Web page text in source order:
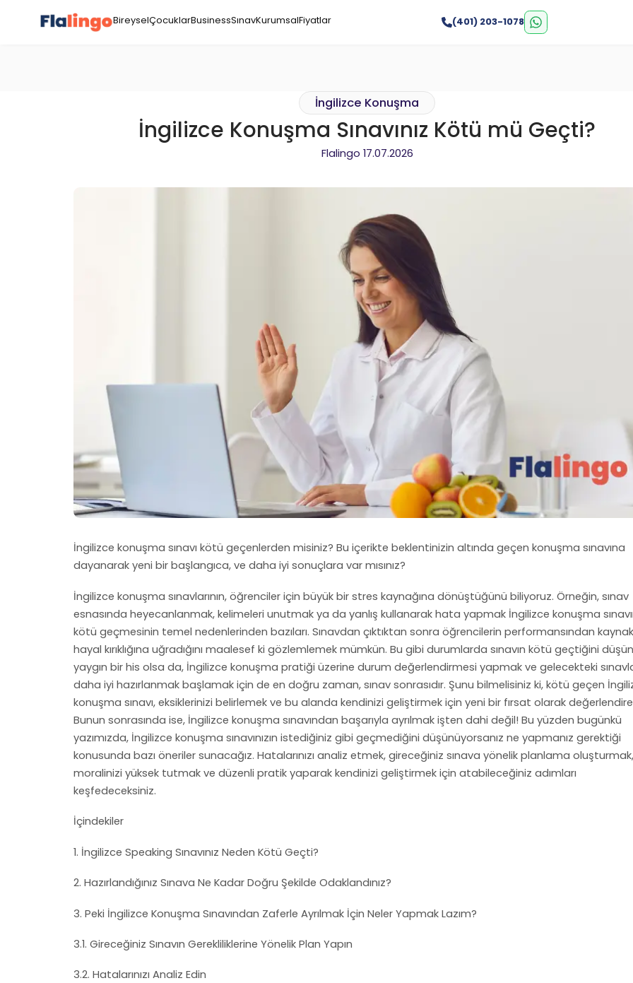
BireyselÇocuklarBusinessSınavKurumsalFiyatlar (401) 203-1078
İngilizce Konuşma
İngilizce Konuşma Sınavınız Kötü mü Geçti?
Flalingo 17.07.2026
İngilizce konuşma sınavı kötü geçenlerden misiniz? Bu içerikte beklentinizin altında geçen konuşma sınavına
dayanarak yeni bir başlangıca, ve daha iyi sonuçlara var mısınız?
İngilizce konuşma sınavlarının, öğrenciler için büyük bir stres kaynağına dönüştüğünü biliyoruz. Örneğin, sınav
esnasında heyecanlanmak, kelimeleri unutmak ya da yanlış kullanarak hata yapmak İngilizce konuşma
kötü geçmesinin temel nedenlerinden bazıları. Sınavdan çıktıktan sonra öğrencilerin performansından
hayal kırıklığına uğradığını maalesef ki gözlemlemek mümkün. Bu gibi durumlarda sınavın kötü geçtiğini
yaygın bir his olsa da, İngilizce konuşma pratiği üzerine durum değerlendirmesi yapmak ve gelecekteki
daha iyi hazırlanmak başlamak için de en doğru zaman, sınav sonrasıdır. Şunu bilmelisiniz ki, kötü geçen
konuşma sınavı, eksiklerinizi belirlemek ve bu alanda kendinizi geliştirmek için yeni bir fırsat olarak
Bunun sonrasında ise, İngilizce konuşma sınavından başarıyla ayrılmak işten dahi değil! Bu yüzden bugünkü
yazımızda, İngilizce konuşma sınavınızın istediğiniz gibi geçmediğini düşünüyorsanız ne yapmanız gerektiği
konusunda bazı öneriler sunacağız. Hatalarınızı analiz etmek, gireceğiniz sınava yönelik planlama oluşturmak,
moralinizi yüksek tutmak ve düzenli pratik yaparak kendinizi geliştirmek için atabileceğiniz adımları
keşfedeceksiniz.
İçindekiler
1. İngilizce Speaking Sınavınız Neden Kötü Geçti?
2. Hazırlandığınız Sınava Ne Kadar Doğru Şekilde Odaklandınız?
3. Peki İngilizce Konuşma Sınavından Zaferle Ayrılmak İçin Neler Yapmak Lazım?
3.1. Gireceğiniz Sınavın Gerekliliklerine Yönelik Plan Yapın
3.2. Hatalarınızı Analiz Edin